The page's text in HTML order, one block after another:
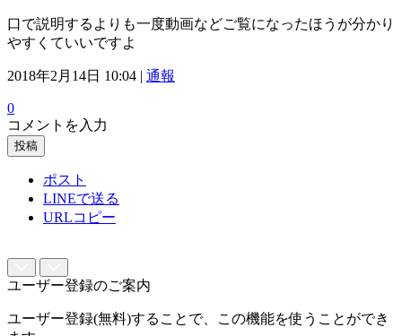
口で説明するよりも一度動画などご覧になったほうが分かり
やすくていいですよ
2018年2月14日 10:04 | 通報
0
コメントを入力
投稿
ポスト
LINEで送る
URLコピー
ユーザー登録のご案内
ユーザー登録(無料)することで、この機能を使うことができ